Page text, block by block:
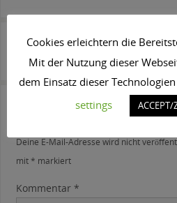
Bildschoen_Logo_Design_4c
Schreibe einen
Deine E-Mail-Adresse wird nicht
mit* markiert
Kommentar *
Cookies erleichtern die
Mit der Nutzung dieser
dem Einsatz dieser
settings